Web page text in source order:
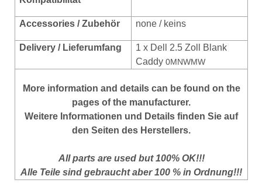
Accessories / Zubehör none / keins
Delivery / Lieferumfang
1 x Dell 2.5 Zoll Blank
Caddy0MNWMW
More information and details can be found on the
pages of the manufacturer.
Weitere Informationen und Details finden Sie auf
den Seiten des Herstellers.
All parts are used but 100% OK!!!
Alle Teile sind gebraucht aber 100 % in Ordnung!!!